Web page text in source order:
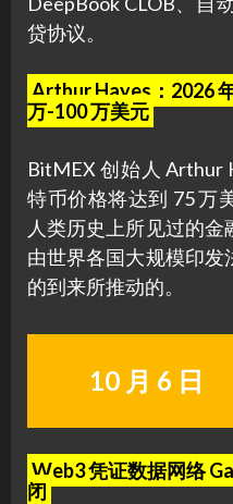
贷协议。
Arthur Hayes：2026
万-100 万美元
BitMEX 创始人 Arthur
特币价格将达到 75 万
人类历史上所见过的
由世界各国大规模印
的到来所推动的。
10 月 6 日
Web3 凭证数据网络
闭